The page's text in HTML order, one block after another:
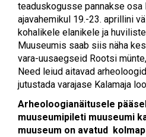
teaduskogusse pannakse osa
ajavahemikul 19.-23. aprillini
kohalikele elanikele ja
Muuseumis saab siis näha
vara-uusaegseid Rootsi
Need leiud aitavad
jutustada varajase Kalamaja
Arheoloogianäitusele
muuseumipileti muuseumi
muuseum on avatud